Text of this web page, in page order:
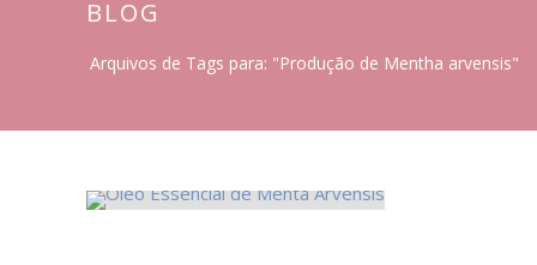
BLOG
Arquivos de Tags para: "Produção de Mentha arvensis"